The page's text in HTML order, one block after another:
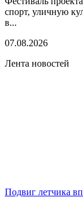
спорт, уличную
в...
07.08.2026
Лента новостей
Подвиг летчика